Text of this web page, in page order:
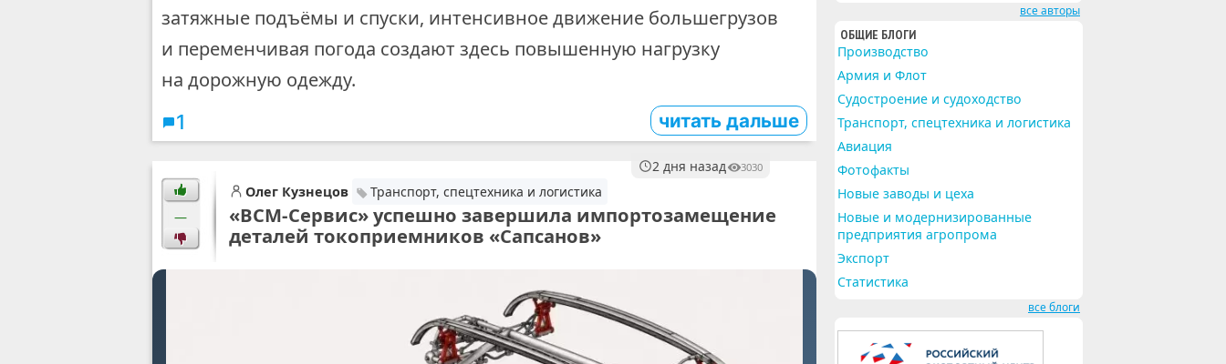
затяжные подъёмы и спуски, интенсивное движение большегрузов
и переменчивая погода создают здесь повышенную нагрузку
на дорожную одежду.
1 читать дальше
2 дня назад 3030
—
Олег Кузнецов Транспорт, спецтехника и логистика
«ВСМ-Сервис» успешно завершила импортозамещение
деталей токоприемников «Сапсанов»
все авторы
ОБЩИЕ БЛОГИ
Производство
Армия и Флот
Судостроение и судоходство
Транспорт, спецтехника и логистика
Авиация
Фотофакты
Новые заводы и цеха
Новые и модернизированные
предприятия агропрома
Экспорт
Статистика
все блоги